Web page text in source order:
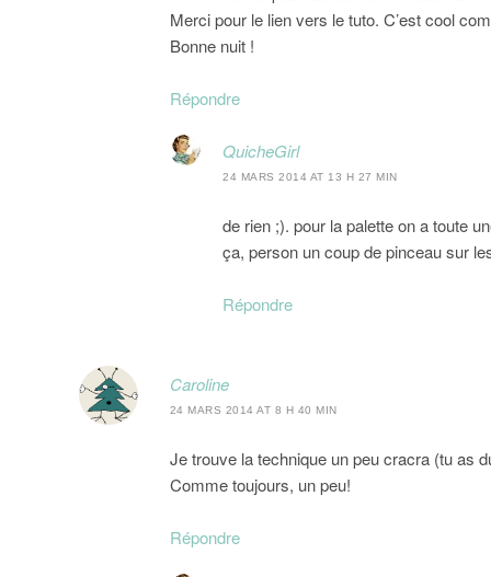
Merci pour le lien vers le tuto. C’est cool
Bonne nuit !
Répondre
QuicheGirl
24 MARS 2014 AT 13 H 27 MIN
de rien ;). pour la palette on a toute
ça, person un coup de pinceau sur
Répondre
Caroline
24 MARS 2014 AT 8 H 40 MIN
Je trouve la technique un peu cracra (tu as
Comme toujours, un peu!
Répondre